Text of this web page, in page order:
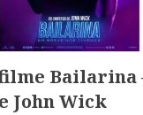
Bailarina
John Wick